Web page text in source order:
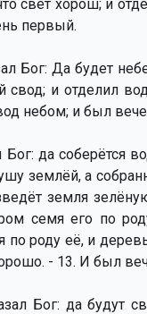
свет хорош; и
первый.
Бог: Да будет
свод; и отделил
небом; и был
Бог: да соберётся
землёй, а
земля
семя его по
роду её, и
- 13. И был
Бог: да будут